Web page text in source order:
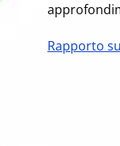
Rapporto